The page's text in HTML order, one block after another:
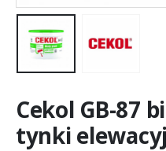
Cekol GB-87
tynki